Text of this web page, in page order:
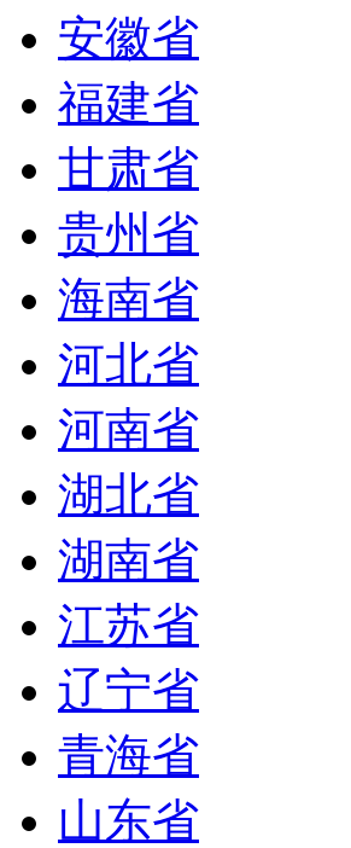
安徽省
福建省
甘肃省
贵州省
海南省
河北省
河南省
湖北省
湖南省
江苏省
辽宁省
青海省
山东省